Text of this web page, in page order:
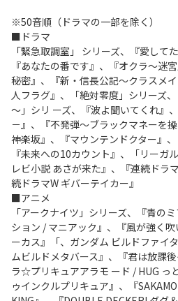
※50音順（ドラマの一部を除く）
■ドラマ
「緊急取調室」 シリーズ、『愛して
『あなたの番です』、『オクラ～迷
秘密』、『新・信長公記～クラスメ
人フラグ』、「絶対零度」シリーズ
～」シリ ーズ、『波よ聞いてくれ』
－』、『不発弾～ブラックマネーを
神楽坂』、『マウンテンドクター』、
『未来への10カウント』、「リーガ
レビ小説 あさが来た』、『連続ドラ
続ドラマW ギバーテイカー』
■アニメ
「アークナイツ」シリーズ、『青の
ション / マニアック』、『風が強く
ーカス』「、ガンダム ビルドファイ
ムビルドメタバース』、『君は放課
ラ☆プリキュアアラモ ード / HUG っ
ゥインクルプリキュア』、『